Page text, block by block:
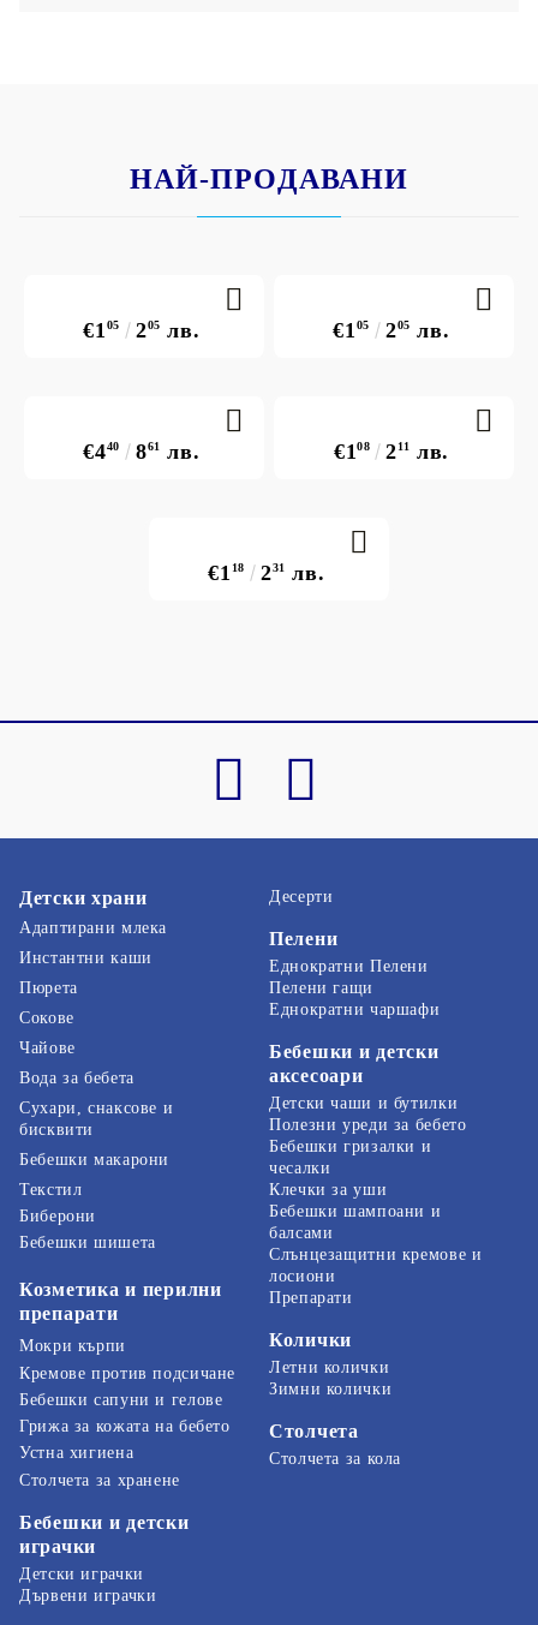
НАЙ-ПРОДАВАНИ
€1 05 205 лв. €1 05 205 лв.
€440 861 лв. €108 211 лв.
€1 18 231 лв.
Детски храни
Адаптирани млека
Инстантни каши
Пюрета
Сокове
Чайове
Вода за бебета
Сухари, снаксове и
бисквити
Бебешки макарони
Десерти
Пелени
Еднократни Пелени
Пелени гащи
Еднократни чаршафи
Бебешки и детски
аксесоари
Детски чаши и бутилки
Полезни уреди за бебето
Бебешки гризалки и
чесалки
Текстил
Биберони
Бебешки шишета
Козметика и перилни
препарати
Мокри кърпи
Кремове против подсичане
Бебешки сапуни и гелове
Грижа за кожата на бебето
Устна хигиена
Клечки за уши
Бебешки шампоани и
балсами
Слънцезащитни кремове и
лосиони
Препарати
Колички
Летни колички
Зимни колички
Столчета
Столчета за кола
Столчета за хранене
Бебешки и детски
играчки
Детски играчки
Дървени играчки